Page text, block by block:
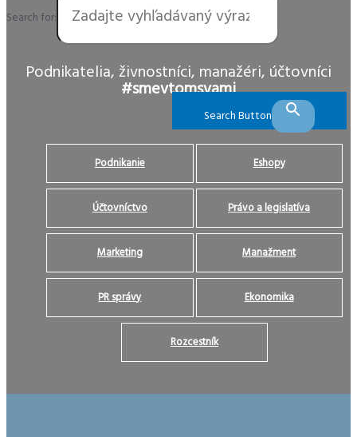
Search for:
Search Button
Podnikatelia, živnostníci, manažéri, účtovníci
#smevtomsvami
Podnikanie Eshopy
Účtovníctvo Právo a legislatíva
Marketing Manažment
PR správy Ekonomika
Rozcestník